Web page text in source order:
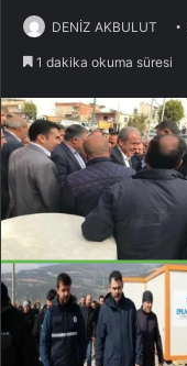
DENİZ AKBULUT
1 dakika okuma süresi